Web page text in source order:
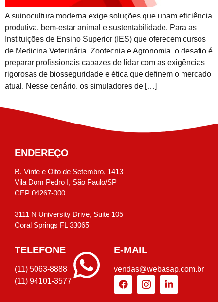
A suinocultura moderna exige soluções que unam eficiência
produtiva, bem-estar animal e sustentabilidade. Para as
Instituições de Ensino Superior (IES) que oferecem cursos
de Medicina Veterinária, Zootecnia e Agronomia, o desafio é
preparar profissionais capazes de lidar com as exigências
rigorosas de biosseguridade e ética que definem o mercado
atual. Nesse cenário, os simuladores de […]
ENDEREÇO
R. Vinte e Oito de Setembro, 1413
Vila Dom Pedro I, São Paulo/SP
CEP 04267-000
3111 N University Drive, Suite 105
Coral Springs FL 33065
TELEFONE
(11) 5063-8888
(11) 94101-3577
E-MAIL
vendas@webasap.com.br